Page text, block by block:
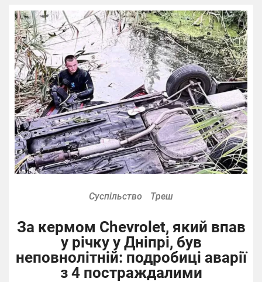
Суспільство Треш
За кермом Chevrolet, який впав
у річку у Дніпрі, був
неповнолітній: подробиці аварії
з 4 постраждалими